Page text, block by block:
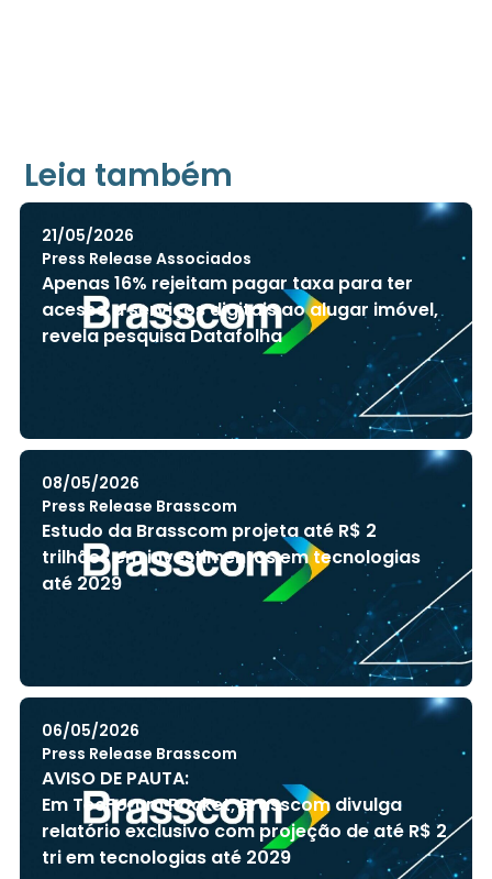
Leia também
21/05/2026
Press Release Associados
Apenas 16% rejeitam pagar taxa para ter
acesso a serviços digitais ao alugar imóvel,
revela pesquisa Datafolha
08/05/2026
Press Release Brasscom
Estudo da Brasscom projeta até R$ 2
trilhões em investimentos em tecnologias
até 2029
06/05/2026
Press Release Brasscom
AVISO DE PAUTA:
Em TecForum Pocket, Brasscom divulga
relatório exclusivo com projeção de até R$ 2
tri em tecnologias até 2029